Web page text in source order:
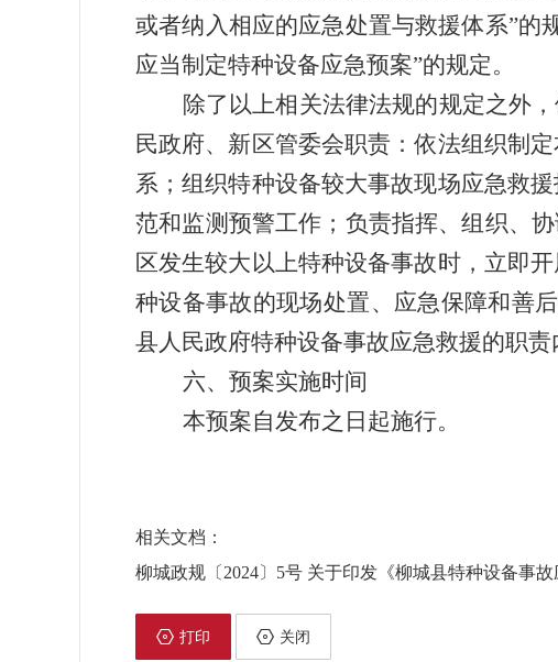
或者纳入相应的应急处置与救援体系”的
应当制定特种设备应急预案”的规定。
除了以上相关法律法规的规定之外
民政府、 新区管委会职责：依法组织制
系 ；组织特种设备较大事故现场应急救
范和监测预警工作；负责指挥、组织、
区发生较大以上特种设备事故时，立即
种设备事故的现场处置、应急保障和善
县人民政府特种设备事故应急救援的职责
六、预案实施时间
本预案自发布之日起施行。
相关文档：
柳城政规〔2024〕5号 关于印发《柳城县特种设备事
打印 关闭